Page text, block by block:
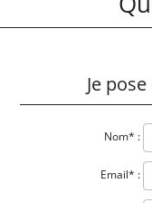
Je
Nom* :
Email* :